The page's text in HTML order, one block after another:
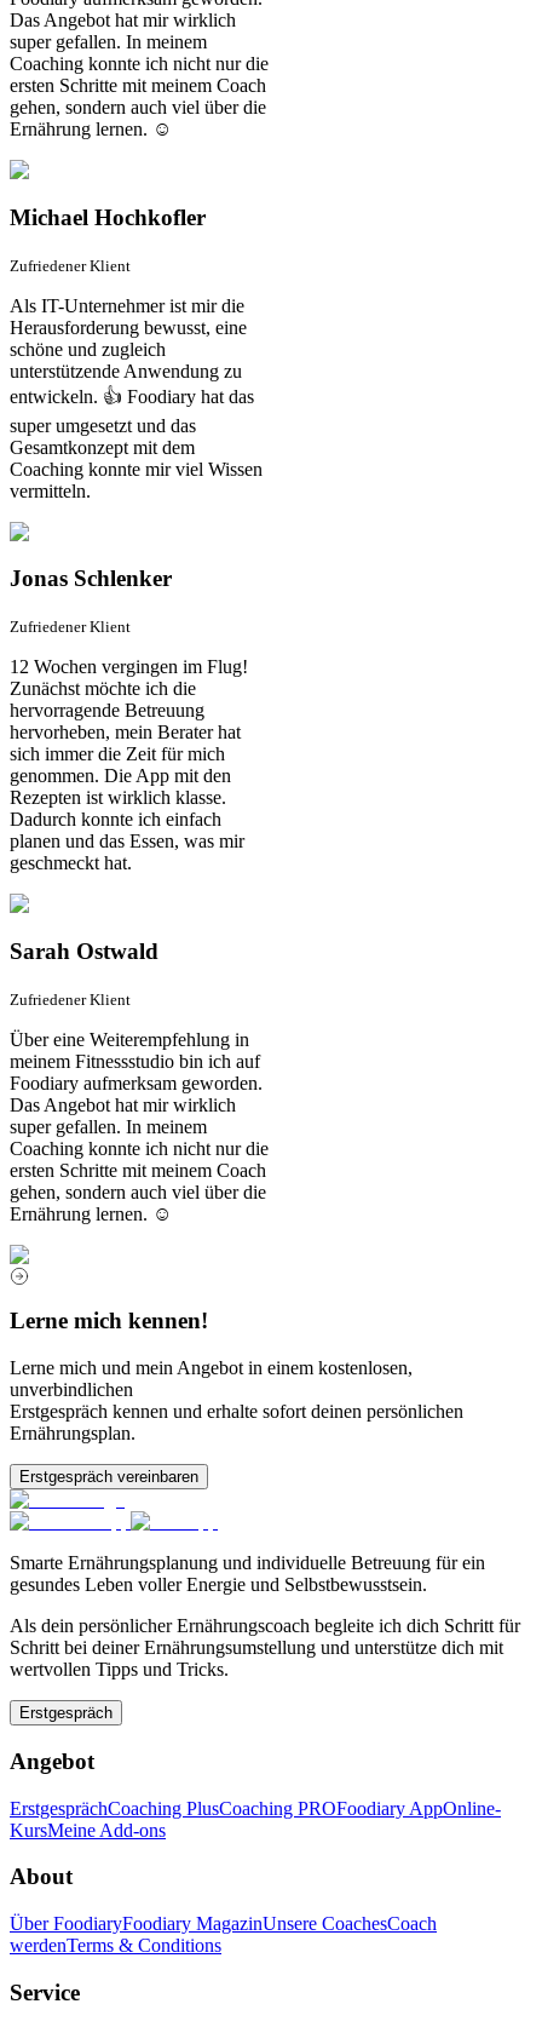
Das Angebot hat mir wirklich
super gefallen. In meinem
Coaching konnte ich nicht nur die
ersten Schritte mit meinem Coach
gehen, sondern auch viel über die
Ernährung lernen. ☺️
Michael Hochkofler
Zufriedener Klient
Als IT-Unternehmer ist mir die
Herausforderung bewusst, eine
schöne und zugleich
unterstützende Anwendung zu
entwickeln. 👍 Foodiary hat das
super umgesetzt und das
Gesamtkonzept mit dem
Coaching konnte mir viel Wissen
vermitteln.
Jonas Schlenker
Zufriedener Klient
12 Wochen vergingen im Flug!
Zunächst möchte ich die
hervorragende Betreuung
hervorheben, mein Berater hat
sich immer die Zeit für mich
genommen. Die App mit den
Rezepten ist wirklich klasse.
Dadurch konnte ich einfach
planen und das Essen, was mir
geschmeckt hat.
Sarah Ostwald
Zufriedener Klient
Über eine Weiterempfehlung in
meinem Fitnessstudio bin ich auf
Foodiary aufmerksam geworden.
Das Angebot hat mir wirklich
super gefallen. In meinem
Coaching konnte ich nicht nur die
ersten Schritte mit meinem Coach
gehen, sondern auch viel über die
Ernährung lernen. ☺️
Lerne mich kennen!
Lerne mich und mein Angebot in einem kostenlosen,
unverbindlichen
Erstgespräch kennen und erhalte sofort deinen persönlichen
Ernährungsplan.
Erstgespräch vereinbaren
Smarte Ernährungsplanung und individuelle Betreuung für ein
gesundes Leben voller Energie und Selbstbewusstsein.
Als dein persönlicher Ernährungscoach begleite ich dich Schritt für
Schritt bei deiner Ernährungsumstellung und unterstütze dich mit
wertvollen Tipps und Tricks.
Erstgespräch
Angebot
ErstgesprächCoaching PlusCoaching PROFoodiary AppOnline-
KursMeine Add-ons
About
Über FoodiaryFoodiary MagazinUnsere CoachesCoach
werdenTerms & Conditions
Service